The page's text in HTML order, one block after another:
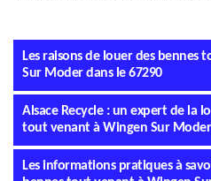
Les raisons de louer des bennes
Sur Moder dans le 67290
Alsace Recycle : un expert de la
tout venant à Wingen Sur Moder
Les informations pratiques à